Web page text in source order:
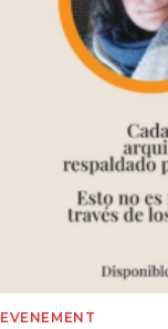
EVENEMENT